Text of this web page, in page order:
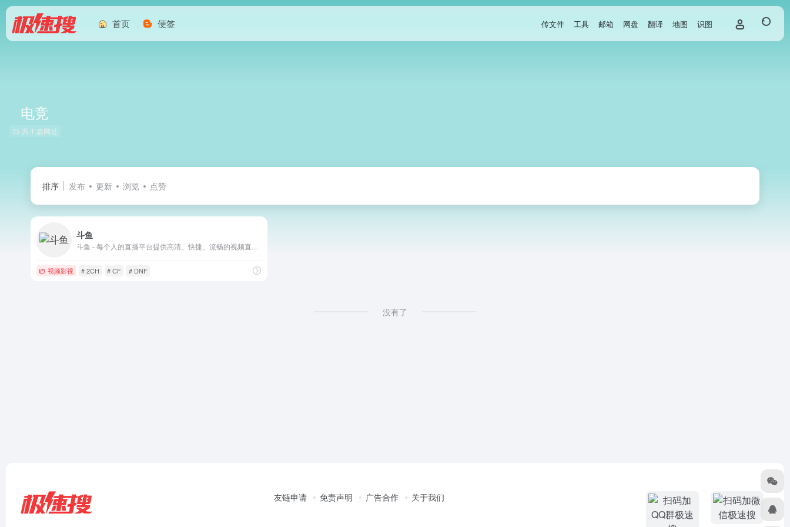
首页 便签 传文件 工具 邮箱 网盘 翻译 地图 识图
电竞
共 1 篇网址
排序 发布 更新 浏览 点赞
斗鱼
视频影视 # 2CH # CF # DNF
没有了
友链申请 免责声明 广告合作 关于我们